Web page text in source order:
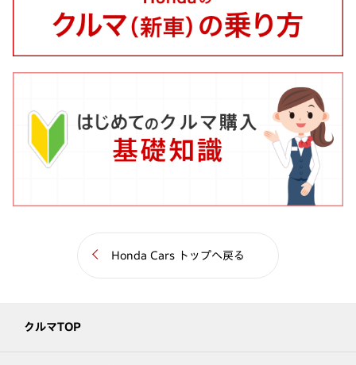
Honda Cars トップへ戻る
クルマTOP